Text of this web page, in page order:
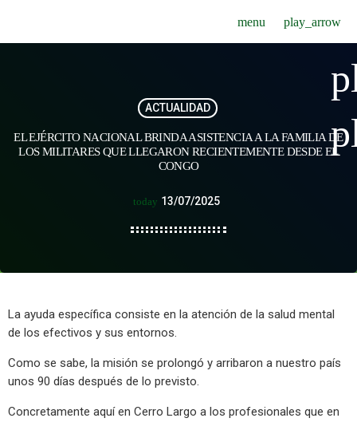
menu play_arrow
ACTUALIDAD
EL EJÉRCITO NACIONAL BRINDA ASISTENCIA A LA FAMILIA DE
LOS MILITARES QUE LLEGARON RECIENTEMENTE DESDE EL
CONGO
today 13/07/2025
La ayuda específica consiste en la atención de la salud mental
de los efectivos y sus entornos.
Como se sabe, la misión se prolongó y arribaron a nuestro país
unos 90 días después de lo previsto.
Concretamente aquí en Cerro Largo a los profesionales que en